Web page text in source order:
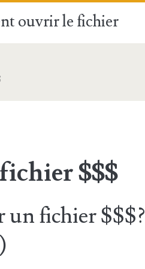
ouvrir le fichier
$$$
fichier $$$?